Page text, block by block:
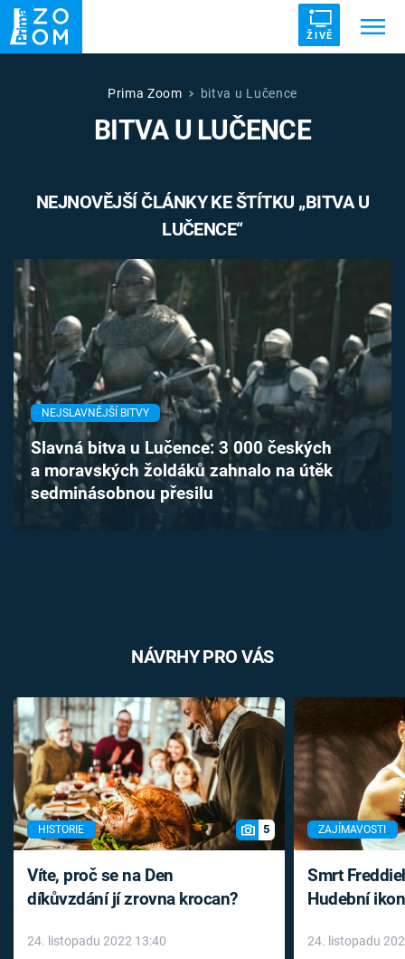
ŽIVĚ
ZRÁDCI UFO DRUHÁ SVĚTOVÁ VÁLKA
VETŘELCI DÁVNOVĚKU
Témata
Pořady
TV Program
Časopis
Sledujte prima+
Prima Zoom bitva u Lučence
BITVA U LUČENCE
NEJNOVĚJŠÍ ČLÁNKY KE ŠTÍTKU „BITVA U
LUČENCE“
NEJSLAVNĚJŠÍ BITVY
Slavná bitva u Lučence: 3 000 českých
a moravských žoldáků zahnalo na útěk
sedminásobnou přesilu
NÁVRHY PRO VÁS
HISTORIE 5
Víte, proč se na Den
díkůvzdání jí zrovna krocan?
24. listopadu 2022 13:40
ZAJÍMAVOSTI
Smrt
Hudební
léky
24. listopadu